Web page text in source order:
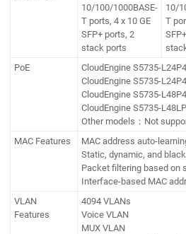
10/100/1000BASE-
T ports, 4 x 10 GE
SFP+ ports, 2
stack ports
10/
T
PoE
CloudEngine S5735-
CloudEngine S5735-
CloudEngine S5735-
CloudEngine S5735-
Other models：Not
MAC Features
MAC address auto-
Static, dynamic, and
Packet filtering based on
Interface-based MAC
VLAN
Features
4094 VLANs
Voice VLAN
MUX VLAN